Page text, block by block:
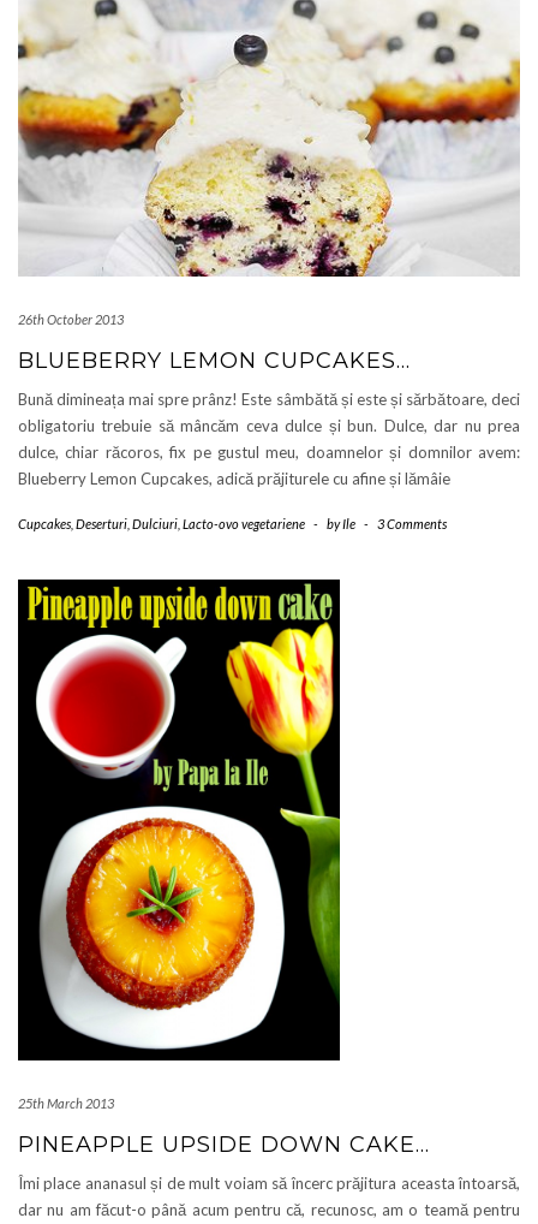
26th October 2013
BLUEBERRY LEMON CUPCAKES…
Bună dimineața mai spre prânz! Este sâmbătă și este și sărbătoare, deci
obligatoriu trebuie să mâncăm ceva dulce și bun. Dulce, dar nu prea
dulce, chiar răcoros, fix pe gustul meu, doamnelor și domnilor avem:
Blueberry Lemon Cupcakes, adică prăjiturele cu afine și lămâie
Cupcakes Deserturi Dulciuri Lacto-ovo vegetariene - byIle - 3 Comments
25th March 2013
PINEAPPLE UPSIDE DOWN CAKE…
Îmi place ananasul și de mult voiam să încerc prăjitura aceasta întoarsă,
dar nu am făcut-o până acum pentru că, recunosc, am o teamă pentru